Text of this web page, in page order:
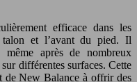
efficace dans les
et l’avant du pied. Il
même après de nombreux
différentes surfaces. Cette
de New Balance à offrir des